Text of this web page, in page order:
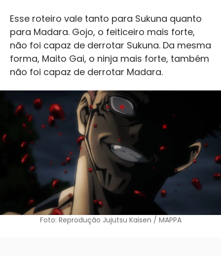
Esse roteiro vale tanto para Sukuna quanto
para Madara. Gojo, o feiticeiro mais forte,
não foi capaz de derrotar Sukuna. Da mesma
forma, Maito Gai, o ninja mais forte, também
não foi capaz de derrotar Madara.
Foto: Reprodução Jujutsu Kaisen / MAPPA